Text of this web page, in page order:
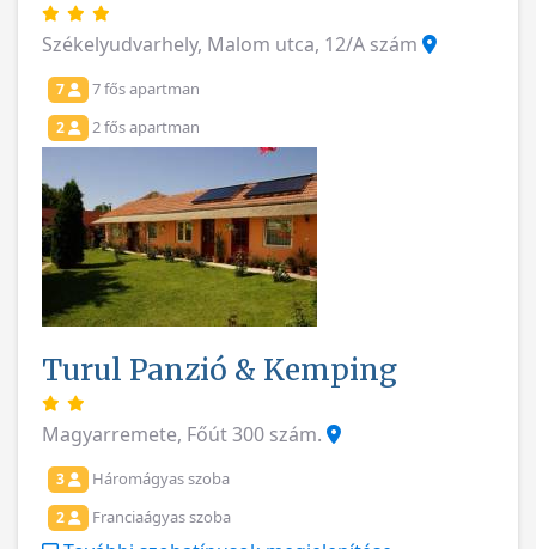
Székelyudvarhely, Malom utca, 12/A szám
7 7 fős apartman
2 2 fős apartman
Turul Panzió & Kemping
Magyarremete, Főút 300 szám.
3 Háromágyas szoba
2 Franciaágyas szoba